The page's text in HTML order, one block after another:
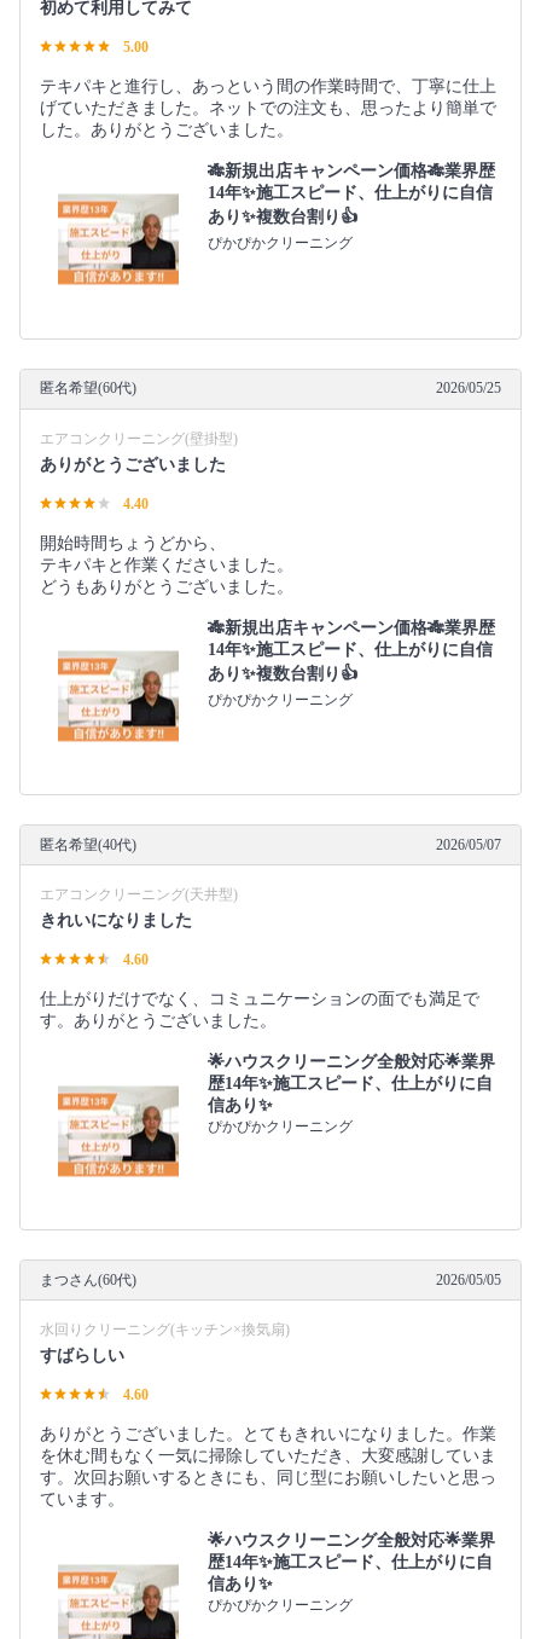
初めて利用してみて
5.00
テキパキと進行し、あっという間の作業時間で、丁寧に仕上
げていただきました。ネットでの注文も、思ったより簡単で
した。ありがとうございました。
🎋新規出店キャンペーン価格🎋業界歴
14年✨施工スピード、仕上がりに自信
あり✨複数台割り👍
ぴかぴかクリーニング
匿名希望(60代) 2026/05/25
エアコンクリーニング(壁掛型)
ありがとうございました
4.40
開始時間ちょうどから、
テキパキと作業くださいました。
どうもありがとうございました。
🎋新規出店キャンペーン価格🎋業界歴
14年✨施工スピード、仕上がりに自信
あり✨複数台割り👍
ぴかぴかクリーニング
匿名希望(40代) 2026/05/07
エアコンクリーニング(天井型)
きれいになりました
4.60
仕上がりだけでなく、コミュニケーションの面でも満足で
す。ありがとうございました。
🌟ハウスクリーニング全般対応🌟業界
歴14年✨施工スピード、仕上がりに自
信あり✨
ぴかぴかクリーニング
まつさん(60代) 2026/05/05
水回りクリーニング(キッチン×換気扇)
すばらしい
4.60
ありがとうございました。とてもきれいになりました。作業
を休む間もなく一気に掃除していただき、大変感謝していま
す。次回お願いするときにも、同じ型にお願いしたいと思っ
ています。
🌟ハウスクリーニング全般対応🌟業界
歴14年✨施工スピード、仕上がりに自
信あり✨
ぴかぴかクリーニング